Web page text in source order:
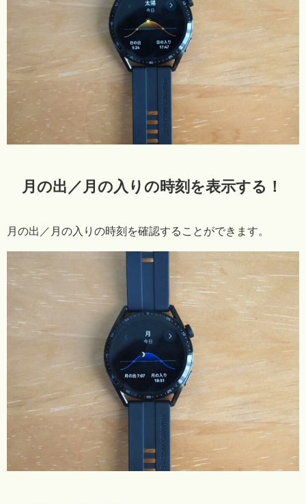
月の出／月の入りの時刻を表示する！
月の出／月の入りの時刻を確認することができます。